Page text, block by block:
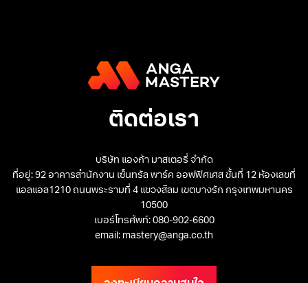
ติดต่อเรา
บริษัท แองก้า มาสเตอรี่ จำกัด
ที่อยู่: 92 อาคารสำนักงาน เซ็นทรัล พาร์ค ออฟฟิศเศส ชั้นที่ 12 ห้องเลขที่
แอลแอล1210 ถนนพระรามที่ 4 แขวงสีลม เขตบางรัก กรุงเทพมหานคร
10500
เบอร์โทรศัพท์: 080-902-6600
email: mastery@anga.co.th